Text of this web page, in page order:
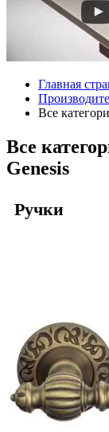
Главная
Все
Все
Genesis
Ручки